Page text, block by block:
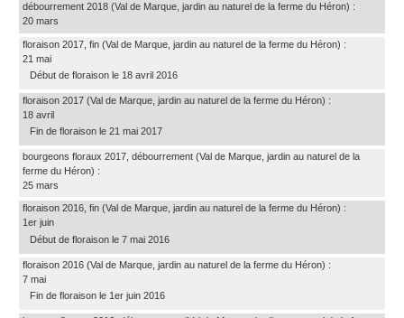
débourrement 2018 (Val de Marque, jardin au naturel de la ferme du Héron) :
20 mars
floraison 2017, fin (Val de Marque, jardin au naturel de la ferme du Héron) :
21 mai
Début de floraison le 18 avril 2016
floraison 2017 (Val de Marque, jardin au naturel de la ferme du Héron) :
18 avril
Fin de floraison le 21 mai 2017
bourgeons floraux 2017, débourrement (Val de Marque, jardin au naturel de la
ferme du Héron) :
25 mars
floraison 2016, fin (Val de Marque, jardin au naturel de la ferme du Héron) :
1er juin
Début de floraison le 7 mai 2016
floraison 2016 (Val de Marque, jardin au naturel de la ferme du Héron) :
7 mai
Fin de floraison le 1er juin 2016